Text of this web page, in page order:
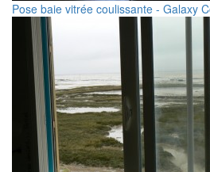
Pose baie vitrée coulissante - Galaxy